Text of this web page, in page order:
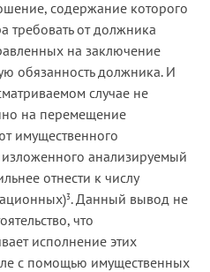
содержание которого
требовать от должника
на заключение
обязанность должника. И
случае не
на перемещение
имущественного
анализируемый
отнести к числу
3. Данный вывод не
что
исполнение этих
с помощью имущественных